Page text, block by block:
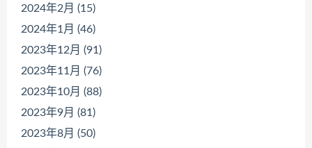
2024年2月 (15)
2024年1月 (46)
2023年12月 (91)
2023年11月 (76)
2023年10月 (88)
2023年9月 (81)
2023年8月 (50)